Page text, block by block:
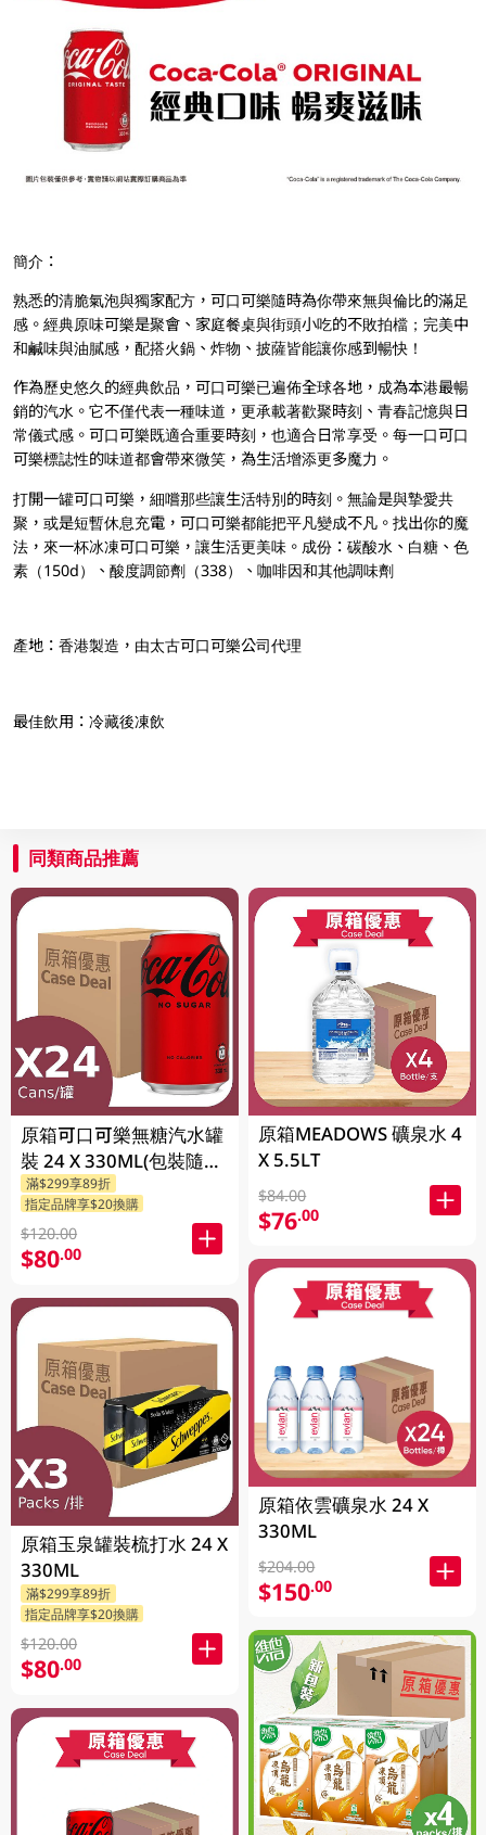
簡介：
熟悉的清脆氣泡與獨家配方，可口可樂隨時為你帶來無與倫比的滿足
感。經典原味可樂是聚會、家庭餐桌與街頭小吃的不敗拍檔；完美中
和鹹味與油膩感，配搭火鍋、炸物、披薩皆能讓你感到暢快！
作為歷史悠久的經典飲品，可口可樂已遍佈全球各地，成為本港最暢
銷的汽水。它不僅代表一種味道，更承載著歡聚時刻、青春記憶與日
常儀式感。可口可樂既適合重要時刻，也適合日常享受。每一口可口
可樂標誌性的味道都會帶來微笑，為生活增添更多魔力。
打開一罐可口可樂，細嚐那些讓生活特別的時刻。無論是與摯愛共
聚，或是短暫休息充電，可口可樂都能把平凡變成不凡。找出你的魔
法，來一杯冰凍可口可樂，讓生活更美味。成份：碳酸水、白糖、色
素（150d）、酸度調節劑（338）、咖啡因和其他調味劑
產地：香港製造，由太古可口可樂公司代理
最佳飲用：冷藏後凍飲
同類商品推薦
原箱可口可樂無糖汽水罐
裝 24 X 330ML(包裝隨機
發送)
滿$299享89折
指定品牌享$20換購
$120.00
$80.00
原箱玉泉罐裝梳打水 24 X
330ML
滿$299享89折
指定品牌享$20換購
$120.00
$80.00
原箱MEADOWS 礦泉水 4
X 5.5LT
$84.00
$76.00
原箱依雲礦泉水 24 X
330ML
$204.00
$150.00